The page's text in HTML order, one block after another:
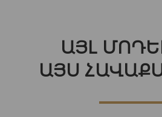
ԱՅԼ
ԱՅՍ